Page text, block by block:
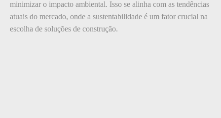
minimizar o impacto ambiental. Isso se alinha com as tendências
atuais do mercado, onde a sustentabilidade é um fator crucial na
escolha de soluções de construção.